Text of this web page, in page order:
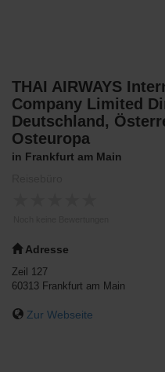
THAI AIRWAYS
Company Limited
Deutschland,
Osteuropa
in Frankfurt am Main
Adresse
Zeil 127
60313 Frankfurt am Main
Zur Webseite